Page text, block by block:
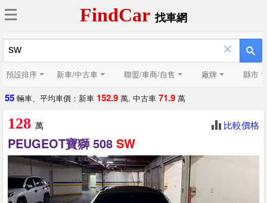
FindCar找車網
×
預設排序 新車/中古車 聯盟/車商/自售 廠牌 縣市
55 輛車、平均車價：新車 152.9 萬, 中古車 71.9 萬
128 萬 比較價格
PEUGEOT寶獅 508 SW